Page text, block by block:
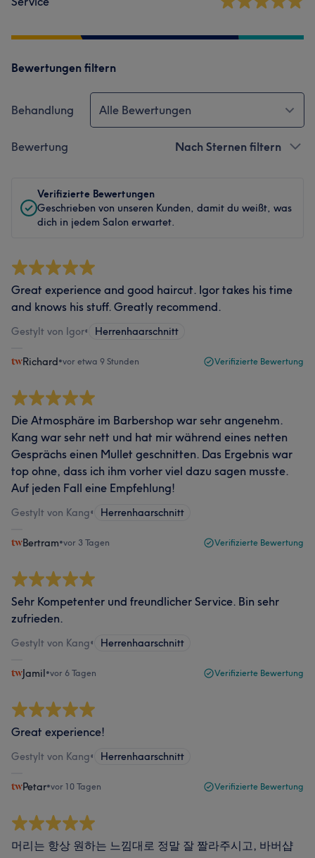
Bewertungen filtern
Behandlung Alle Bewertungen
Bewertung Nach Sternen filtern
Verifizierte Bewertungen
Geschrieben von unseren Kunden, damit du weißt, was
dich in jedem Salon erwartet.
Great experience and good haircut. Igor takes his time
and knows his stuff. Greatly recommend.
Gestylt von Igor• Herrenhaarschnitt
Richard•vor etwa 9 Stunden Verifizierte Bewertung
Die Atmosphäre im Barbershop war sehr angenehm.
Kang war sehr nett und hat mir während eines netten
Gesprächs einen Mullet geschnitten. Das Ergebnis war
top ohne, dass ich ihm vorher viel dazu sagen musste.
Auf jeden Fall eine Empfehlung!
Gestylt von Kang• Herrenhaarschnitt
Bertram•vor 3 Tagen Verifizierte Bewertung
Sehr Kompetenter und freundlicher Service. Bin sehr
zufrieden.
Gestylt von Kang• Herrenhaarschnitt
Jamil•vor 6 Tagen Verifizierte Bewertung
Great experience!
Gestylt von Kang• Herrenhaarschnitt
Petar•vor 10 Tagen Verifizierte Bewertung
머리는 항상 원하는 느낌대로 정말 잘 짤라주시고, 바버샵